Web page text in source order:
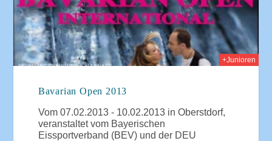
+Junioren
Bavarian Open 2013
Vom 07.02.2013 - 10.02.2013 in Oberstdorf,
veranstaltet vom Bayerischen
Eissportverband (BEV) und der DEU